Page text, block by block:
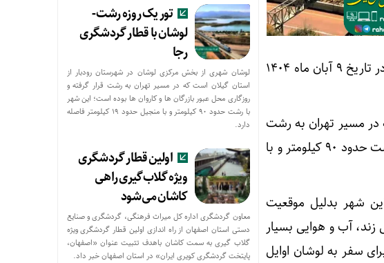
تور قطار گردشگری مسیر رشت-لوشان برای اولین بار با قطارهای گردشگری رجا در تاریخ ۹ آبان ماه ۱۴۰۴
مسیر تهران به رشت
قرار گرفته و روزگاری محل عبور بازرگان ها و کاروان ها بوده است؛ این شهر با رشت حدود ۹۰ کیلومتر و با
شهر بدلیل موقعیت
آب و هوایی بسیار
سفر به لوشان اوایل
تور یک روزه رشت-
لوشان با قطار گردشگری
رجا
لوشان شهری از بخش مرکزی لوشان در شهرستان رودبار از
استان گیلان است که در مسیر تهران به رشت قرار گرفته و
روزگاری محل عبور بازرگان ها و کاروان ها بوده است؛ این شهر
با رشت حدود ۹۰ کیلومتر و با منجیل حدود ۱۹ کیلومتر فاصله
دارد.
اولین قطار گردشگری
ویژه گلاب‌گیری راهی
کاشان می‌شود
معاون گردشگری اداره کل میراث فرهنگی، گردشگری و صنایع
دستی استان اصفهان از راه اندازی اولین قطار گردشگری ویژه
گلاب گیری به سمت کاشان باهدف تثبیت عنوان «اصفهان،
پایتخت گردشگری کویری ایران» در استان اصفهان خبر داد.